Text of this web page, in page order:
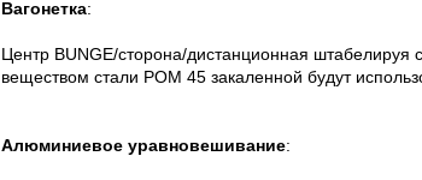
Вагонетка:
Центр BUNGE/сторона/дистанционная штабелируя
веществом стали POM 45 закаленной будут
Алюминиевое уравновешивание: